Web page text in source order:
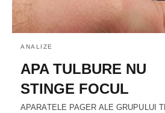
ANALIZE
APA TULBURE NU
STINGE FOCUL
APARATELE PAGER ALE GRUPULUI